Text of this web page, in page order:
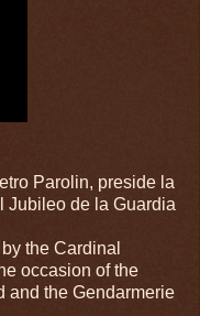
Parolin, preside la
Jubileo de la Guardia
the Cardinal
occasion of the
and the Gendarmerie